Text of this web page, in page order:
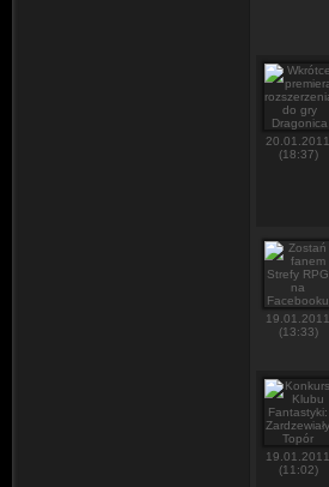
20.01.2011
(18:37)
19.01.2011
(13:33)
19.01.2011
(11:02)